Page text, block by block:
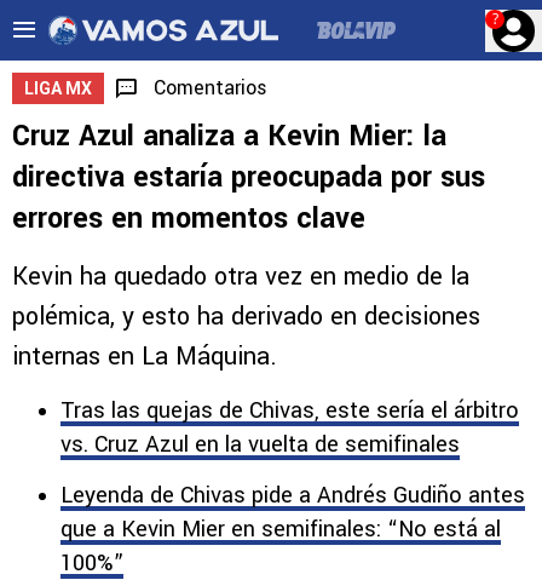
?
LIGA MX Comentarios
Cruz Azul analiza a Kevin Mier: la
directiva estaría preocupada por sus
errores en momentos clave
Kevin ha quedado otra vez en medio de la
polémica, y esto ha derivado en decisiones
internas en La Máquina.
Tras las quejas de Chivas, este sería el árbitro
vs. Cruz Azul en la vuelta de semifinales
Leyenda de Chivas pide a Andrés Gudiño antes
que a Kevin Mier en semifinales: “No está al
100%”